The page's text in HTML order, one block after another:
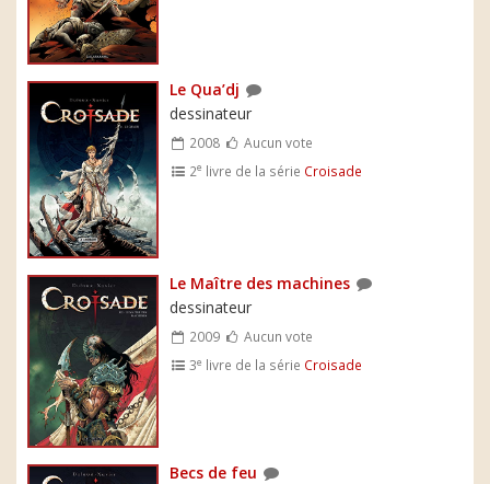
Le Qua’dj
dessinateur
2008
Aucun vote
2e livre de la série Croisade
Le Maître des machines
dessinateur
2009
Aucun vote
3e livre de la série Croisade
Becs de feu